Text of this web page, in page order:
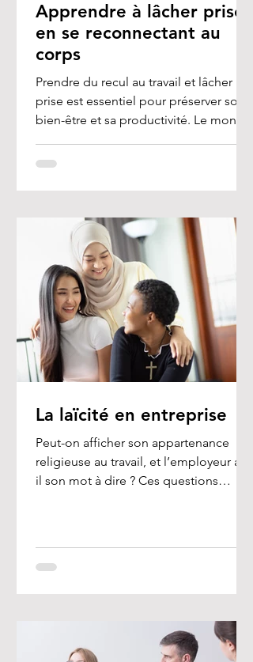
Apprendre à lâcher prise
en se reconnectant au
corps
Prendre du recul au travail et lâcher
prise est essentiel pour préserver son
bien-être et sa productivité. Le monde
La laïcité en entreprise
Peut-on afficher son appartenance
religieuse au travail, et l’employeur a-t-
il son mot à dire ? Ces questions